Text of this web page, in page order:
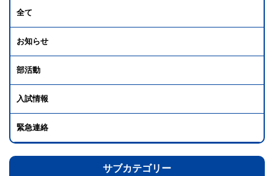
全て
お知らせ
部活動
入試情報
緊急連絡
サブカテゴリー